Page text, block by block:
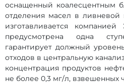
оснащенный коалесцентным
отделения масел в ливневой
изготавливается
предусмотрена одна
гарантирует должный
отходов в центральную
концентрация продуктов
не более 0,3 мг/л, взвешенных